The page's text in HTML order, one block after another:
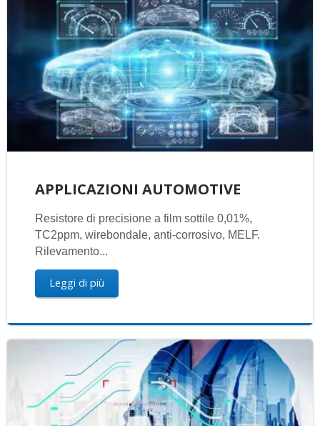
APPLICAZIONI AUTOMOTIVE
Resistore di precisione a film sottile 0,01%,
TC2ppm, wirebondale, anti-corrosivo, MELF.
Rilevamento...
Leggi di più